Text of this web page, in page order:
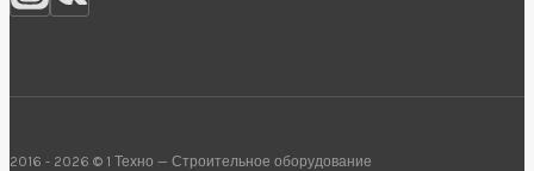
2016 - 2026 © 1 Техно — Строительное оборудование